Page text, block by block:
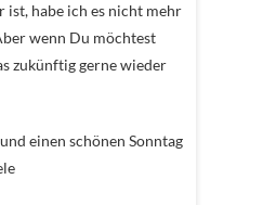
ist, habe ich es nicht mehr
wenn Du möchtest
zukünftig gerne wieder
einen schönen Sonntag